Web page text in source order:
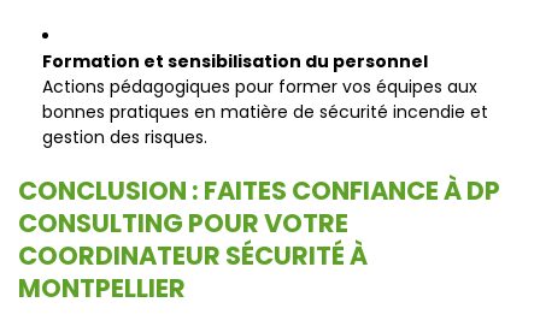
Formation et sensibilisation du personnel
Actions pédagogiques pour former vos équipes aux
bonnes pratiques en matière de sécurité incendie et
gestion des risques.
CONCLUSION : FAITES CONFIANCE À DP
CONSULTING POUR VOTRE
COORDINATEUR SÉCURITÉ À
MONTPELLIER